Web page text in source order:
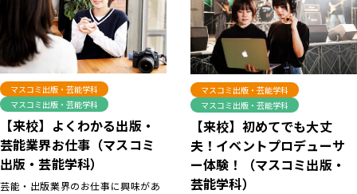
マスコミ出版・芸能学科
マスコミ出版・芸能学科
【来校】よくわかる出版・
芸能業界お仕事（マスコミ
出版・芸能学科）
芸能・出版業界のお仕事に興味があ
マスコミ出版・芸能学科
マスコミ出版・芸能学科
【来校】初めてでも大丈
夫！イベントプロデューサ
ー体験！（マスコミ出版・
芸能学科）